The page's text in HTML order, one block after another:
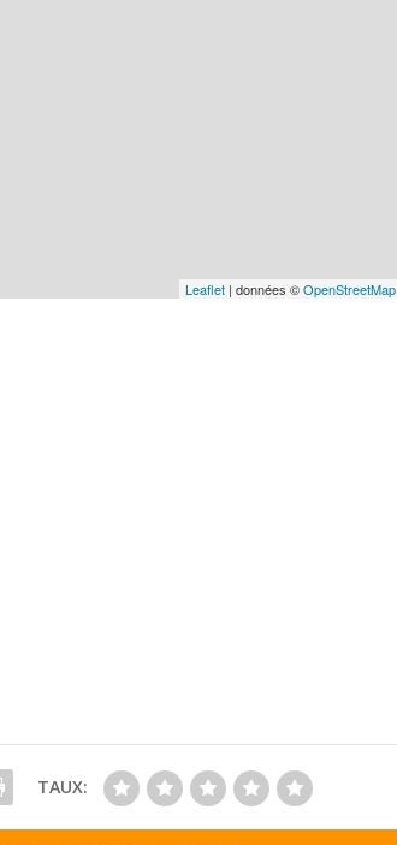
Leaflet | données ©OpenStreetMap
TAUX: